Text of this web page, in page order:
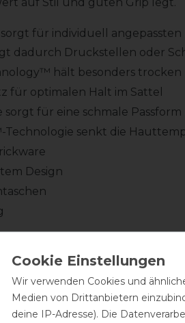
sorgt für individuell
dadurch Druckstellen oder
hält besonders trocken
für optimalen Halt im Sattel
sorgt für eine schmale
Technologie senkt die
Design
gefallen?
Wir verwenden Cookies und
Medien von Drittanbietern
deine IP-Adresse). Die